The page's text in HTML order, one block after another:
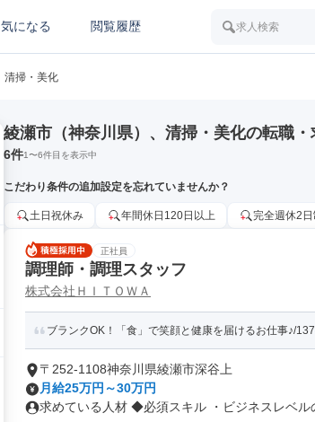
気になる 閲覧履歴 求人検索
清掃・美化
綾瀬市（神奈川県）、清掃・美化の転職・
6件1〜6件目を表示中
こだわり条件の追加設定を忘れていませんか？
土日祝休み 年間休日120日以上 完全週休2日
正社員
調理師・調理スタッフ
株式会社ＨＩＴＯＷＡ
ブランクOK！「食」で笑顔と健康を届けるお仕事♪/
〒252-1108神奈川県綾瀬市深谷上
月給25万円～30万円
求めている人材 ◆必須スキル ・ビジネスレベル